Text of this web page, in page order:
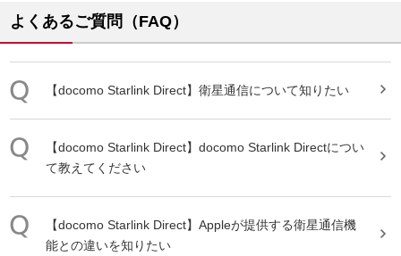
よくあるご質問（FAQ）
【docomo Starlink Direct】衛星通信について知りたい
【docomo Starlink Direct】 docomo Starlink Directについ
て教えてください
【docomo Starlink Direct】Appleが提供する衛星通信機
能との違いを知りたい